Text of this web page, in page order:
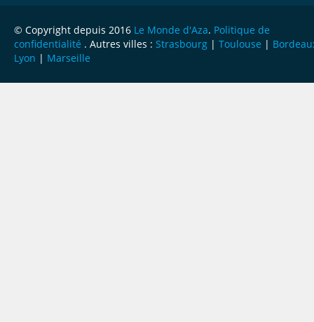
© Copyright depuis 2016 Le Monde d'Aza. Politique de
confidentialité . Autres villes : Strasbourg | Toulouse |
Lyon | Marseille